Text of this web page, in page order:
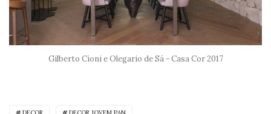
Gilberto Cioni e Olegario de Sá - Casa Cor 2017
DECOR DECOR JOVEM PAN